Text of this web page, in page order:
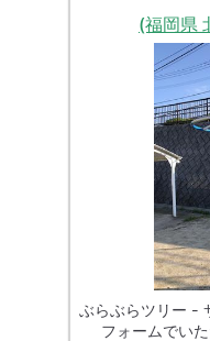
(福岡県
ぶらぶらツリー -
フォームでい